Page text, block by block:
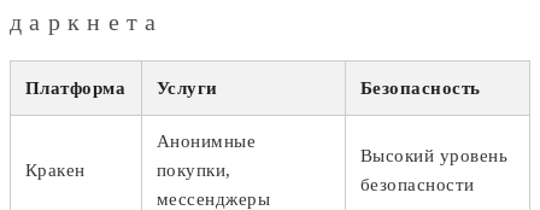
даркнета
Платформа Услуги Безопасность
Кракен
Анонимные
покупки,
мессенджеры
Высокий уровень
безопасности